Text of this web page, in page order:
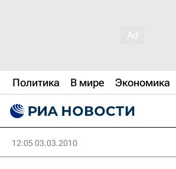
Политика В мире Экономика
12:05 03.03.2010